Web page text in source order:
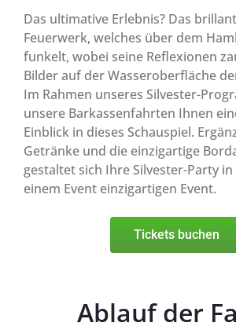
Das ultimative Erlebnis? Das
Feuerwerk, welches über dem
funkelt, wobei seine Reflexionen
Bilder auf der Wasseroberfläche
Im Rahmen unseres Silvester-
unsere Barkassenfahrten Ihnen
Einblick in dieses Schauspiel.
Getränke und die einzigartige
gestaltet sich Ihre Silvester-Party
einem Event einzigartigen Event.
Tickets buchen
Ablauf der